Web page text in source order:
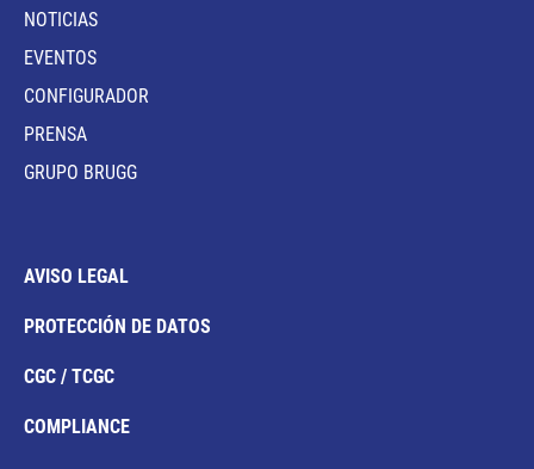
NOTICIAS
EVENTOS
CONFIGURADOR
PRENSA
GRUPO BRUGG
AVISO LEGAL
PROTECCIÓN DE DATOS
CGC / TCGC
COMPLIANCE